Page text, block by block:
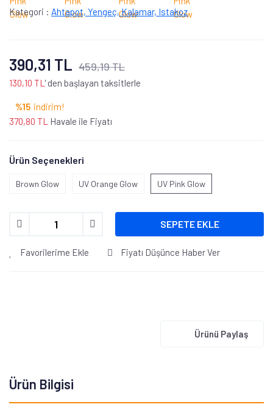
Kategori : Ahtapot, Yengeç, Kalamar, Istakoz
390,31 TL 459,19 TL
130,10 TL ' den başlayan taksitlerle
%15 indirim!
370,80 TL
Havale ile Fiyatı
Ürün Seçenekleri
Brown Glow UV Orange Glow UV Pink Glow
SEPETE EKLE
Favorilerime Ekle Fiyatı Düşünce Haber Ver
Ürünü Paylaş
Ürün Bilgisi